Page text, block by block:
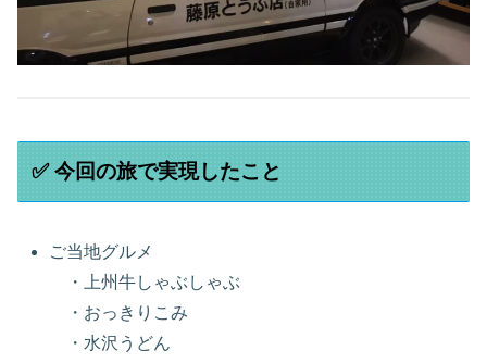
✅ 今回の旅で実現したこと
ご当地グルメ
・上州牛しゃぶしゃぶ
・おっきりこみ
・水沢うどん